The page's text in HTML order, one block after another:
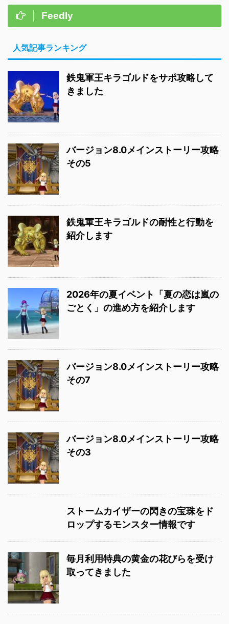
Feedly
人気記事ランキング
鉄鬼軍王キラゴルドをサポ攻略して
きました
バージョン8.0メインストーリー攻略
その5
鉄鬼軍王キラゴルドの耐性と行動を
紹介します
2026年の夏イベント「夏の恋は嵐の
ごとく」の進め方を紹介します
バージョン8.0メインストーリー攻略
その7
バージョン8.0メインストーリー攻略
その3
ストームカイザーの閃きの宝珠をド
ロップするモンスター情報です
毎月利用特典の黄金の花びらを受け
取ってきました